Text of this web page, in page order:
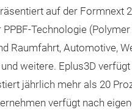
auf der Formnext
PPBF-Technologie
Raumfahrt, Automotive,
weitere. Eplus3D
jährlich mehr als 20
verfügt nach